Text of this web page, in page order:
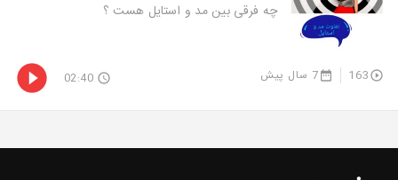
چه فرقی بین مد و استایل هست ؟
163 7 سال پیش 02:40